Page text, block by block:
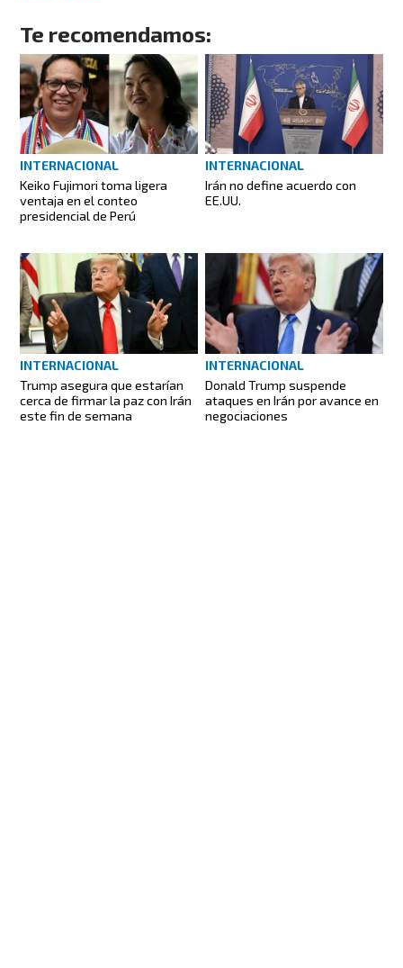
Te recomendamos:
INTERNACIONAL
Keiko Fujimori toma ligera
ventaja en el conteo
presidencial de Perú
INTERNACIONAL
Irán no define acuerdo con
EE.UU.
INTERNACIONAL
Trump asegura que estarían
cerca de firmar la paz con Irán
este fin de semana
INTERNACIONAL
Donald Trump suspende
ataques en Irán por avance en
negociaciones